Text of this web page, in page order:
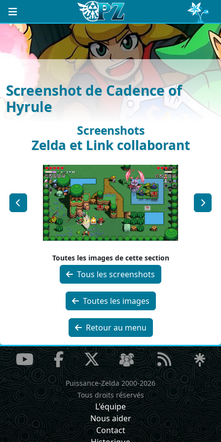
Screenshot de Cadence of
Hyrule
Screenshots
Zelda et Link collaborant
Toutes les images de cette section
Tous les screenshots
Toutes les images
Retour au menu
Puissance-Zelda 2000-2026
Tous droits réservés
L'équipe
Nous aider
Contact